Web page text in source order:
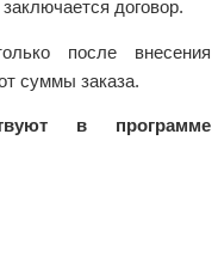
договор.
после внесения
суммы заказа.
в программе